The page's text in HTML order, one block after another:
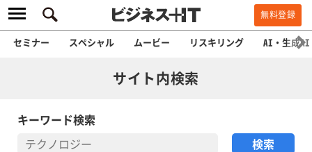
無料登録
セミナー スペシャル ムービー リスキリング AI・生成AI
サイト内検索
キーワード検索